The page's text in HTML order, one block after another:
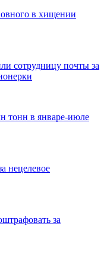
в хищении
сотрудницу почты за
тонн в январе-июле
нецелевое
за